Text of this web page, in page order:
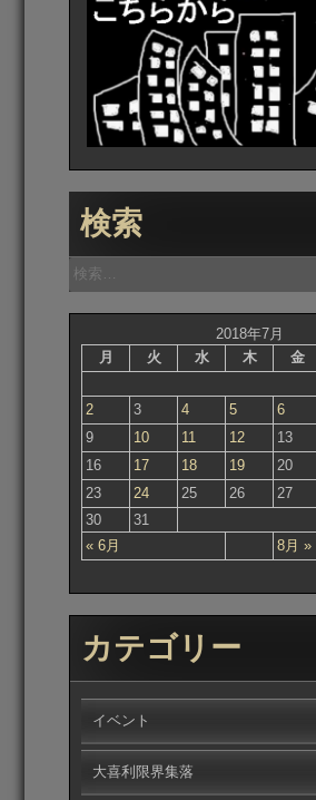
検索
検
索:
2018年7月
月
火 水 木 金
« 6月 8月 »
2
3 4 5 6
9
10 11 12 13
16
17 18 19 20
23
24 25 26 27
30
31
カテゴリー
イベント
大喜利限界集落